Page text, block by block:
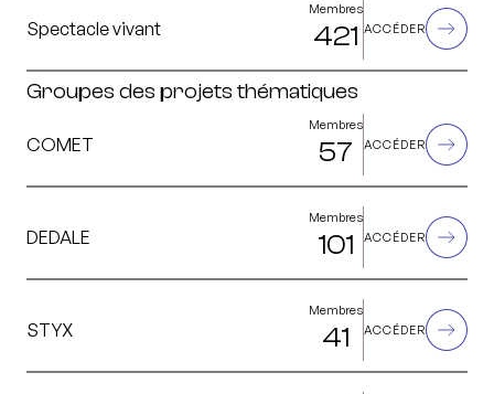
Spectacle vivant
Membres
421 ACCÉDER
Groupes des projets thématiques
COMET
Membres
57 ACCÉDER
DEDALE
Membres
101 ACCÉDER
STYX
Membres
41 ACCÉDER